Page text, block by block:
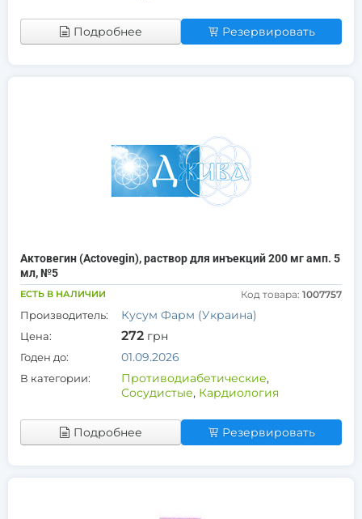
Подробнее Резервировать
Актовегин (Actovegin), раствор для инъекций 200 мг амп. 5
мл, №5
ЕСТЬ В НАЛИЧИИ Код товара: 1007757
Производитель: Кусум Фарм (Украина)
Цена: 272 грн
Годен до: 01.09.2026
В категории: Противодиабетические,
Сосудистые, Кардиология
Подробнее Резервировать